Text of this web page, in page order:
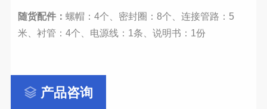
随货配件：螺帽：4个、密封圈：8个、连接管路：5
米、衬管：4个、电源线：1条、说明书：1份
产品咨询